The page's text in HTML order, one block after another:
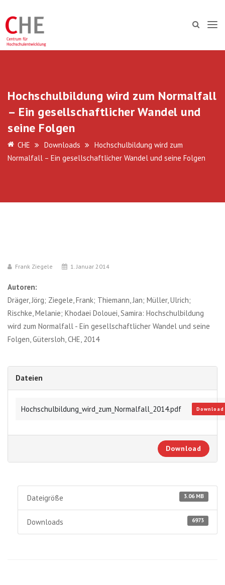
Hochschulbildung wird zum Normalfall
– Ein gesellschaftlicher Wandel und
seine Folgen
CHE Downloads
Hochschulbildung wird zum
Normalfall – Ein gesellschaftlicher Wandel und seine Folgen
Frank Ziegele 1. Januar 2014
Autoren:
Dräger, Jörg; Ziegele, Frank; Thiemann, Jan; Müller, Ulrich;
Rischke, Melanie; Khodaei Dolouei, Samira: Hochschulbildung
wird zum Normalfall - Ein gesellschaftlicher Wandel und seine
Folgen, Gütersloh, CHE, 2014
Dateien
Hochschulbildung_wird_zum_Normalfall_2014.pdf Download
Download
3.06 MB
Dateigröße
6973
Downloads